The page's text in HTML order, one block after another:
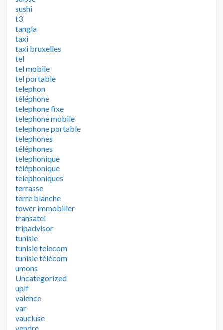
sushi
t3
tangla
taxi
taxi bruxelles
tel
tel mobile
tel portable
telephon
téléphone
telephone fixe
telephone mobile
telephone portable
telephones
téléphones
telephonique
téléphonique
telephoniques
terrasse
terre blanche
tower immobilier
transatel
tripadvisor
tunisie
tunisie telecom
tunisie télécom
umons
Uncategorized
uplf
valence
var
vaucluse
vendre